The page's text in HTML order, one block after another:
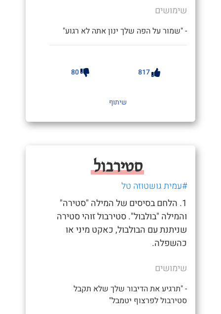
שימושים
- "שמור על הפה שלך ינון אתה לא רגוע"
817
80
שיתוף
סטירבול
#עמית גושטוזה טל
1. הלחם בסיסים של המילה "סטירה"
והמילה "בולבול". סטירבול זוהי סטירה
שניתנת עם הבולבול, כאקט מיני או
כהשפלה.
שימושים
- "תרגיע את הדיבור שלך שלא תקבל
סטירבול לפרצוף יטמבל"